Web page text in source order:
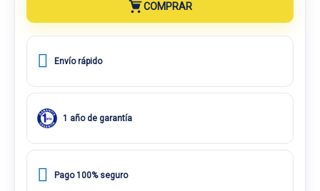
COMPRAR
Envío rápido
1 año de garantía
Pago 100% seguro